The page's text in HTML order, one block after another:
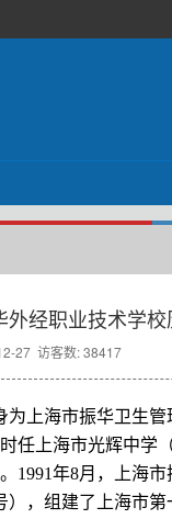
外经职业技术学
27 访客数: 38417
上海市振华卫生
任上海市光辉中学
1991年8月，上海
，组建了上海市